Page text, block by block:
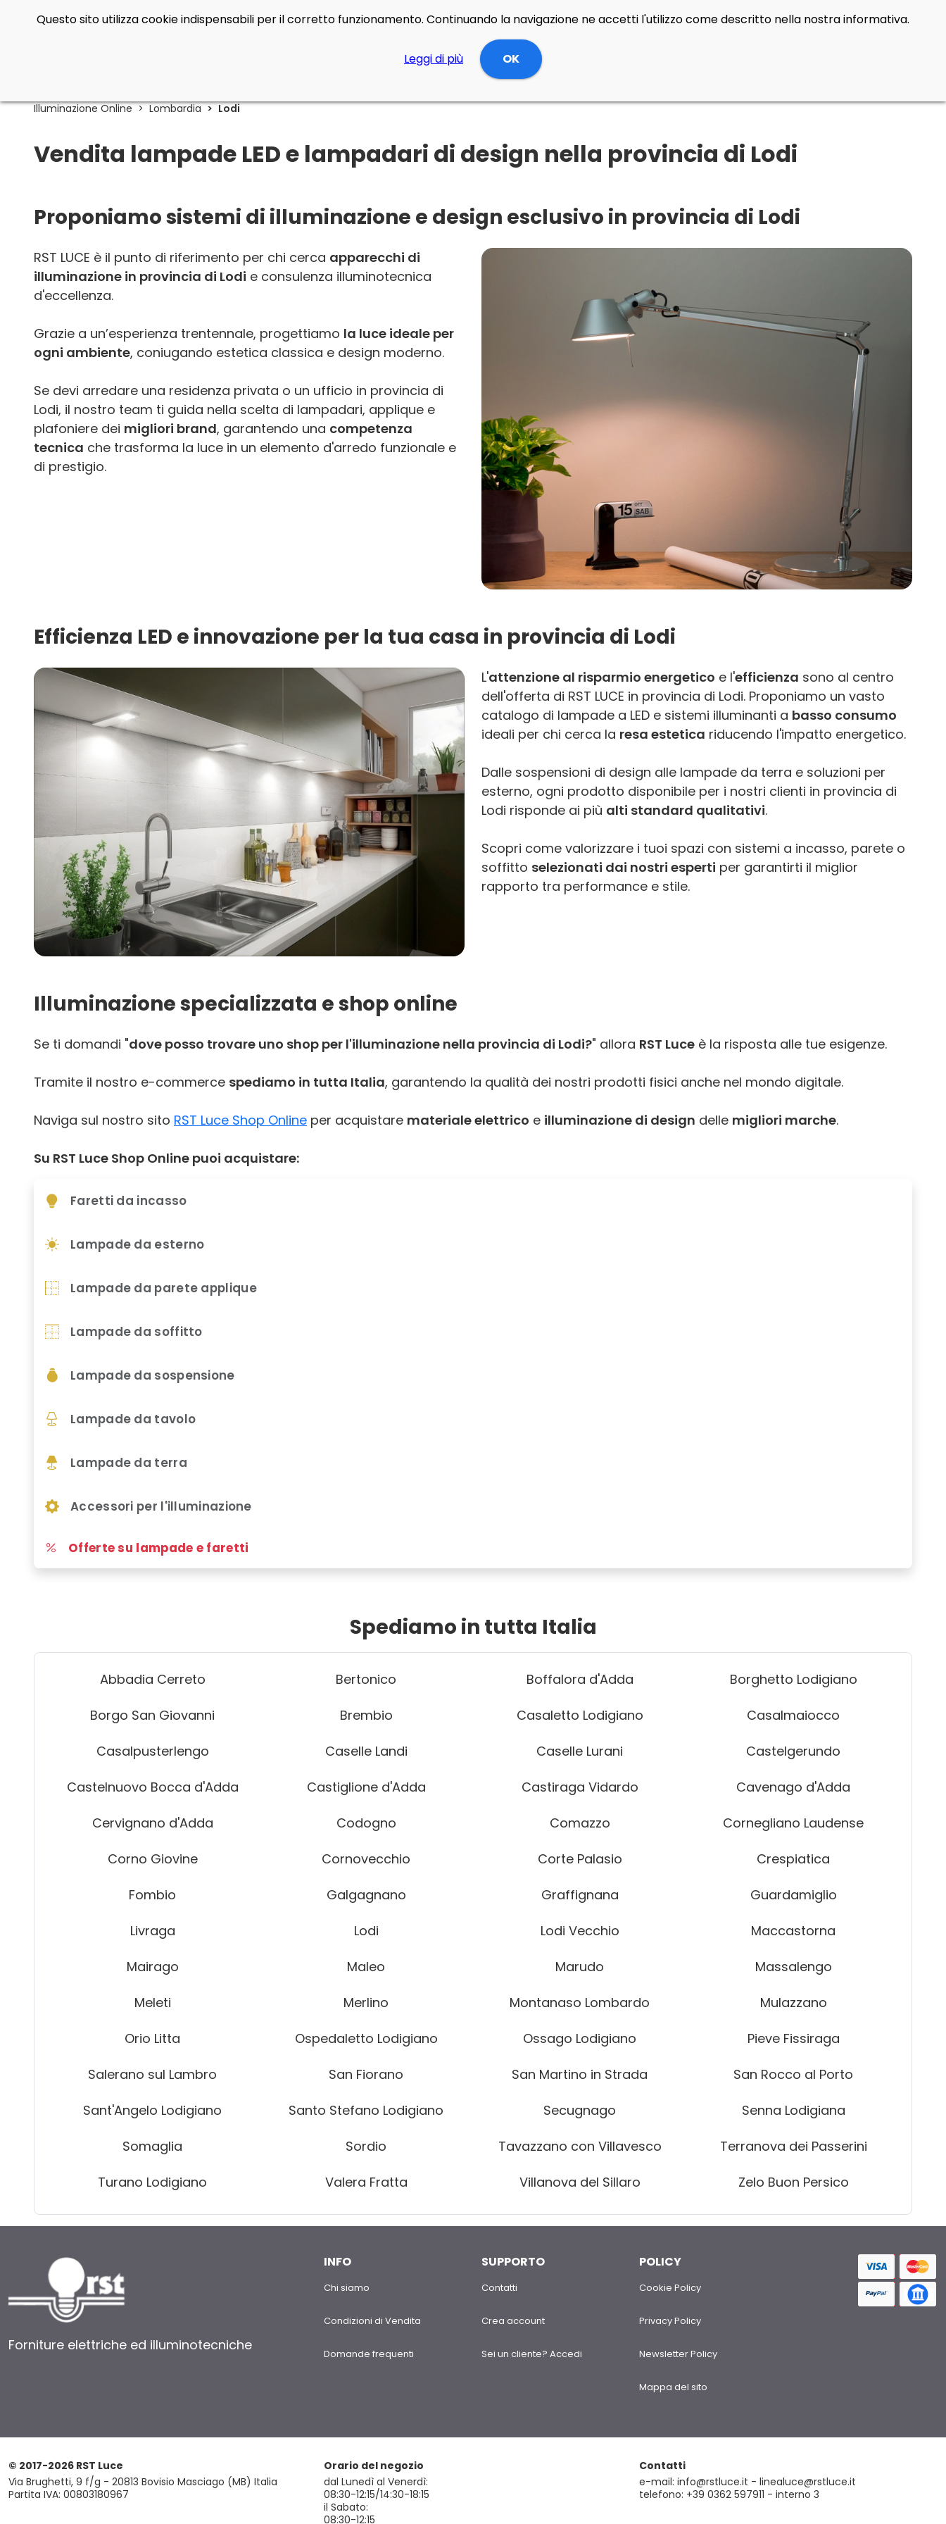
Illuminazione Online Lombardia Lodi
Vendita lampade LED e lampadari di design nella provincia di Lodi
Proponiamo sistemi di illuminazione e design esclusivo in provincia di Lodi
RST LUCE è il punto di riferimento per chi cerca apparecchi di
illuminazione in provincia di Lodi e consulenza illuminotecnica
d'eccellenza.
Grazie a un’esperienza trentennale, progettiamo la luce ideale per
ogni ambiente, coniugando estetica classica e design moderno.
Se devi arredare una residenza privata o un ufficio in provincia di
Lodi, il nostro team ti guida nella scelta di lampadari, applique e
plafoniere dei migliori brand, garantendo una competenza
tecnica che trasforma la luce in un elemento d'arredo funzionale e
di prestigio.
Efficienza LED e innovazione per la tua casa in provincia di Lodi
L'attenzione al risparmio energetico e l'efficienza sono al centro
dell'offerta di RST LUCE in provincia di Lodi. Proponiamo un vasto
catalogo di lampade a LED e sistemi illuminanti a basso consumo
ideali per chi cerca la resa estetica riducendo l'impatto energetico.
Dalle sospensioni di design alle lampade da terra e soluzioni per
esterno, ogni prodotto disponibile per i nostri clienti in provincia di
Lodi risponde ai più alti standard qualitativi.
Scopri come valorizzare i tuoi spazi con sistemi a incasso, parete o
soffitto selezionati dai nostri esperti per garantirti il miglior
rapporto tra performance e stile.
Illuminazione specializzata e shop online
Se ti domandi "dove posso trovare uno shop per l'illuminazione nella provincia di Lodi?" allora RST Luce è la risposta alle tue esigenze.
Tramite il nostro e-commerce spediamo in tutta Italia, garantendo la qualità dei nostri prodotti fisici anche nel mondo digitale.
Naviga sul nostro sito RST Luce Shop Online per acquistare materiale elettrico e illuminazione di design delle migliori marche.
Su RST Luce Shop Online puoi acquistare:
Faretti da incasso
Lampade da esterno
Lampade da parete applique
Lampade da soffitto
Lampade da sospensione
Lampade da tavolo
Lampade da terra
Accessori per l'illuminazione
Offerte su lampade e faretti
Spediamo in tutta Italia
Abbadia Cerreto Bertonico Boffalora d'Adda Borghetto Lodigiano
Borgo San Giovanni Brembio Casaletto Lodigiano Casalmaiocco
Casalpusterlengo Caselle Landi Caselle Lurani Castelgerundo
Castelnuovo Bocca d'Adda Castiglione d'Adda Castiraga Vidardo Cavenago d'Adda
Cervignano d'Adda Codogno Comazzo Cornegliano Laudense
Corno Giovine Cornovecchio Corte Palasio Crespiatica
Fombio Galgagnano Graffignana Guardamiglio
Livraga Lodi Lodi Vecchio Maccastorna
Mairago Maleo Marudo Massalengo
Meleti Merlino Montanaso Lombardo Mulazzano
Orio Litta Ospedaletto Lodigiano Ossago Lodigiano Pieve Fissiraga
Salerano sul Lambro San Fiorano San Martino in Strada San Rocco al Porto
Sant'Angelo Lodigiano Santo Stefano Lodigiano Secugnago Senna Lodigiana
Somaglia Sordio Tavazzano con Villavesco Terranova dei Passerini
Turano Lodigiano Valera Fratta Villanova del Sillaro Zelo Buon Persico
Forniture elettriche ed illuminotecniche
INFO
Chi siamo
Condizioni di Vendita
Domande frequenti
SUPPORTO
Contatti
Crea account
Sei un cliente? Accedi
POLICY
Cookie Policy
Privacy Policy
Newsletter Policy
Mappa del sito
© 2017-2026 RST Luce
Via Brughetti, 9 f/g - 20813 Bovisio Masciago (MB) Italia
Partita IVA: 00803180967
Orario del negozio
dal Lunedì al Venerdì:
08:30-12:15/14:30-18:15
il Sabato:
08:30-12:15
Contatti
e-mail: info@rstluce.it - linealuce@rstluce.it
telefono: +39 0362 597911 - interno 3
Questo sito utilizza cookie indispensabili per il corretto funzionamento. Continuando la navigazione ne accetti l'utilizzo come descritto nella nostra informativa.
Leggi di più OK